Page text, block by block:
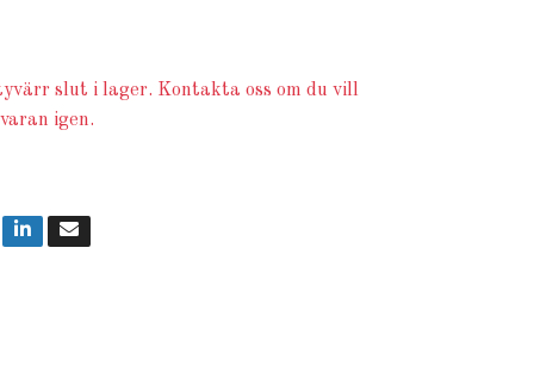
slut i lager. Kontakta oss om du vill
igen.